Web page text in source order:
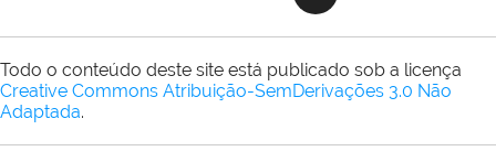
Todo o conteúdo deste site está publicado sob a licença
Creative Commons Atribuição-SemDerivações 3.0 Não
Adaptada.